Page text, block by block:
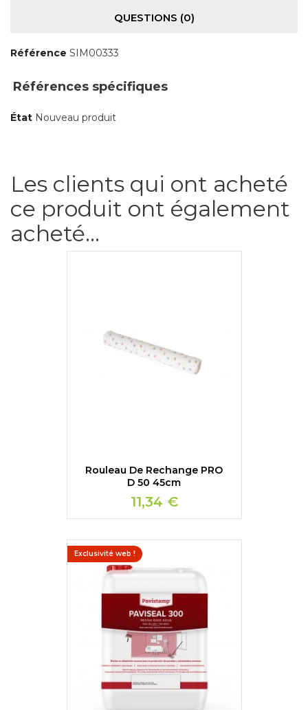
QUESTIONS (0)
Référence SIM00333
Références spécifiques
État Nouveau produit
Les clients qui ont acheté
ce produit ont également
acheté...
Rouleau De Rechange PRO
D 50 45cm
11,34 €
Exclusivité web !